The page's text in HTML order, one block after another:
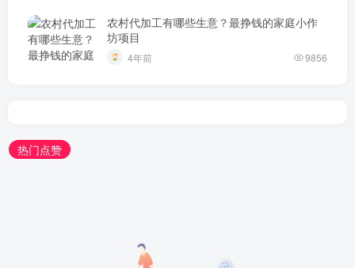
农村代加工有哪些生意？最挣钱的家庭小作
坊项目
4年前 9856
热门点赞